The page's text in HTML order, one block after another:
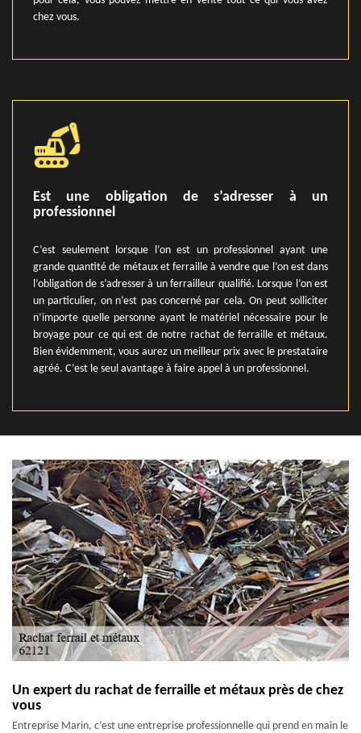
chez vous.
Est une obligation de s’adresser à un
professionnel
C’est seulement lorsque l’on est un professionnel ayant une
grande quantité de métaux et ferraille à vendre que l’on est dans
l’obligation de s’adresser à un ferrailleur qualifié. Lorsque l’on est
un particulier, on n’est pas concerné par cela. On peut solliciter
n’importe quelle personne ayant le matériel nécessaire pour le
broyage pour ce qui est de notre rachat de ferraille et métaux.
Bien évidemment, vous aurez un meilleur prix avec le prestataire
agréé. C’est le seul avantage à faire appel à un professionnel.
Un expert du rachat de ferraille et métaux près de chez
vous
Entreprise Marin, c’est une entreprise professionnelle qui prend en main le